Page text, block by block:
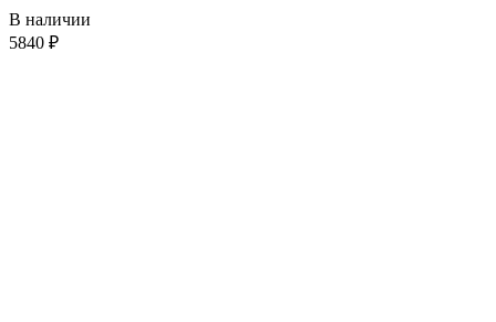
В наличии
5840 ₽